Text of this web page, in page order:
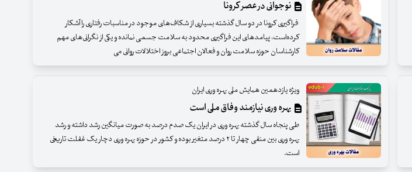
نوجوانی در عصر کرونا
فراگیری کرونا در دو سال گذشته بسیاری از شکاف‌های موجود در مناسبات رفتاری را آشکار
کرده‌است، پیامدهای این فراگیری محدود به سلامت جسمی نمانده و یکی از نگرانی‌های مهم
کارشناسان حوزه سلامت روان و فعالان اجتماعی بروز اختلالات روانی می
ویژه یازدهمین همایش ملی بهره وری ایران
بهره وری نیازمند وفاق ملی است
طی پنجاه سال گذشته بهره وری در ایران یک صدم درصد به صورت میانگین رشد داشته و رشد
بهره وری بین منفی چهار تا ٢ درصد متغیر بوده و کشور در حوزه بهره وری دچار یک غفلت تاریخی
است.